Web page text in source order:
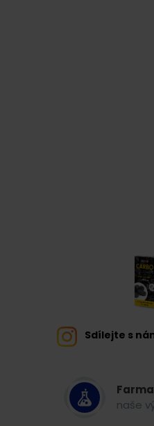
Sdílejte s
naše